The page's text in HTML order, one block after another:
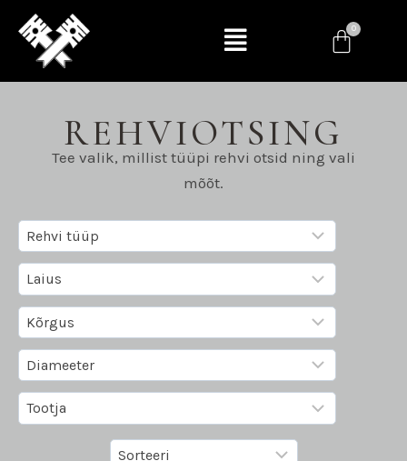
REHVIOTSING
Tee valik, millist tüüpi rehvi otsid ning vali
mõõt.